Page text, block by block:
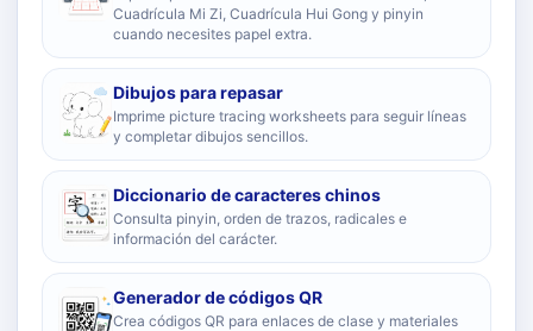
Cuadrícula Mi Zi, Cuadrícula Hui Gong y pinyin
cuando necesites papel extra.
Dibujos para repasar
Imprime picture tracing worksheets para seguir líneas
y completar dibujos sencillos.
Diccionario de caracteres chinos
Consulta pinyin, orden de trazos, radicales e
información del carácter.
Generador de códigos QR
Crea códigos QR para enlaces de clase y materiales